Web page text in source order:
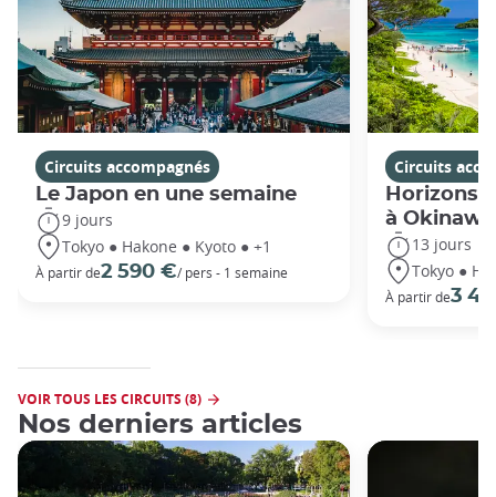
Circuits accompagnés
Le Japon en une semaine
9 jours
Tokyo ● Hakone ● Kyoto ● +1
À partir de2 590 €/ pers - 1 semaine
Circuits
Horizons
à Okinawa
13 jours
Tokyo ●
À partir de3
VOIR TOUS LES CIRCUITS (8)
Nos derniers articles